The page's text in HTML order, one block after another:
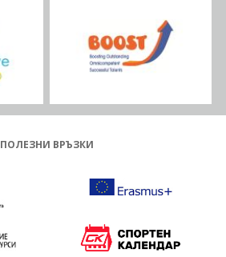
ПОЛЕЗНИ ВРЪЗКИ